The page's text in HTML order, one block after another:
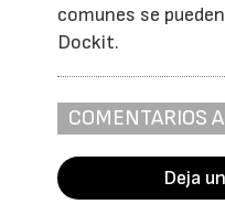
comunes se
Dockit.
COMENTARIOS
Deja